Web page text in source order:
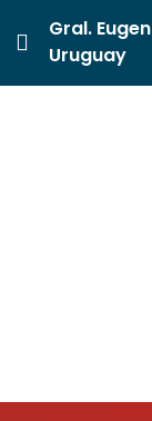
Gral.
Uruguay